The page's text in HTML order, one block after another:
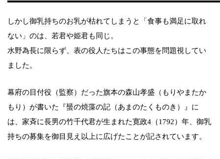
しかし御乳持ちのお乳が枯れてしまうと「食事も満足に取れ
ない」のは、若君や姫君も同じ。
水野為長に限らず、表の役人たちはこの事態を問題視してい
ました。
幕府の目付役（監察）だった旗本の森山孝盛（もりやまたか
もり）が書いた『蜑の焼藻の記（あまのたくものき）』に
は、家斉に長男の竹千代君が生まれた寛政4（1792）年、御乳
持ちの募集を御目見え以上に広げたことが記されています。